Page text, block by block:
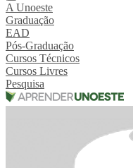
A Unoeste
Graduação
EAD
Pós-Graduação
Cursos Técnicos
Cursos Livres
Pesquisa